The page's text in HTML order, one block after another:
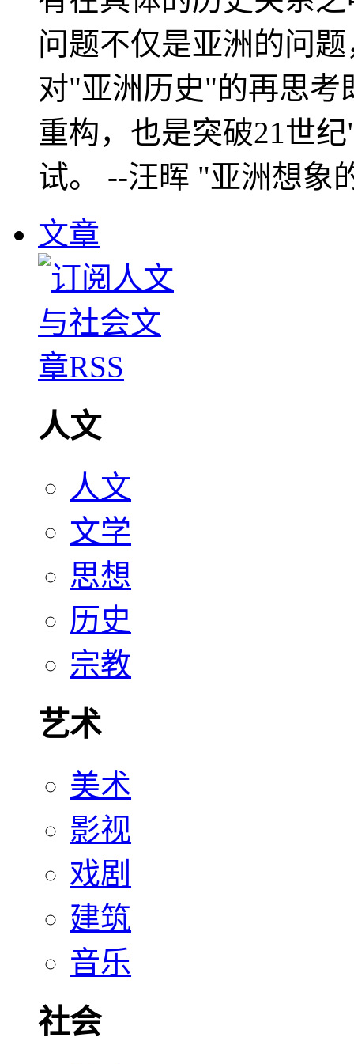
问题不仅是亚洲的问
对"亚洲历史"的再思考
重构，也是突破21世
试。 --汪晖 "亚洲想象
文章
人文
人文
文学
思想
历史
宗教
艺术
美术
影视
戏剧
建筑
音乐
社会